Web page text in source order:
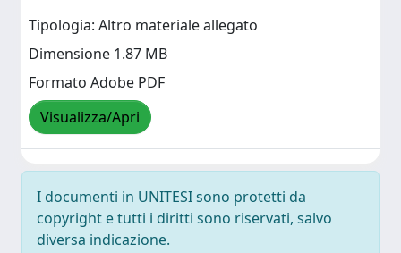
Tipologia: Altro materiale allegato
Dimensione 1.87 MB
Formato Adobe PDF
Visualizza/Apri
I documenti in UNITESI sono protetti da
copyright e tutti i diritti sono riservati, salvo
diversa indicazione.